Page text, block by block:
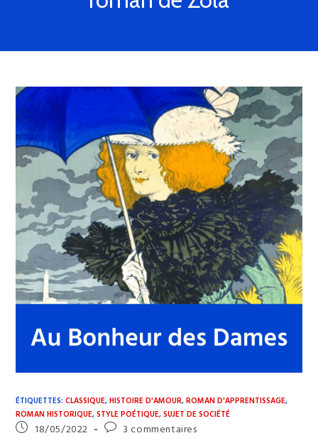
ÉTIQUETTES:CLASSIQUE, HISTOIRE D'AMOUR, ROMAN D'APPRENTISSAGE,
ROMAN HISTORIQUE, STYLE POÉTIQUE, SUJET DE SOCIÉTÉ
Publication
18/05/2022
Commentaires
3 commentaires